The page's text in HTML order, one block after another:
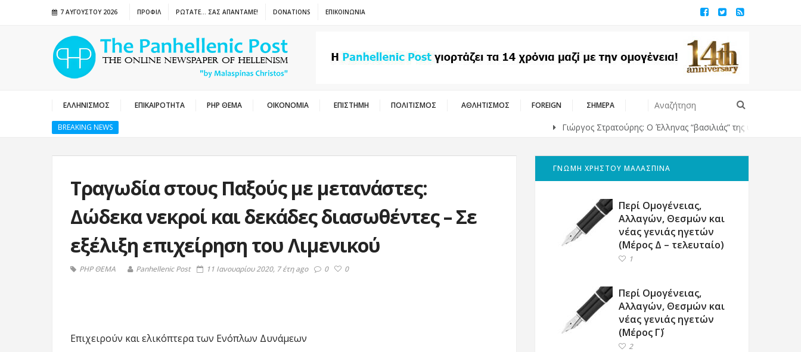
7 ΑΥΓΟΎΣΤΟΥ 2026 ΠΡΟΦΙΛ ΡΩΤΑΤΕ… ΣΑΣ ΑΠΑΝΤΑΜΕ! DONATIONS ΕΠΙΚΟΙΝΩΝΙΑ
ΕΛΛΗΝΙΣΜΟΣ ΕΠΙΚΑΙΡΟΤΗΤΑ PHP ΘΕΜΑ ΟΙΚΟΝΟΜΙΑ ΕΠΙΣΤΗΜΗ ΠΟΛΙΤΙΣΜΟΣ ΑΘΛΗΤΙΣΜΟΣ FOREIGN ΣΗΜΕΡΑ
BREAKING NEWS Γιώργος Στρατούρης: Ο Έλληνας “βασιλιάς” της υψηλής ραπτικής
Τραγωδία στους Παξούς με μετανάστες:
Δώδεκα νεκροί και δεκάδες διασωθέντες – Σε
εξέλιξη επιχείρηση του Λιμενικού
PHP ΘΕΜΑ Panhellenic Post 11 Ιανουαρίου 2020, 7 έτη ago 0 0
Επιχειρούν και ελικόπτερα των Ενόπλων Δυνάμεων
ΓΝΩΜΗ ΧΡΗΣΤΟΥ ΜΑΛΑΣΠΙΝΑ
Περί Ομογένειας,
Αλλαγών, Θεσμών και
νέας γενιάς ηγετών
(Μέρος Δ – τελευταίο)
1
Περί Ομογένειας,
Αλλαγών, Θεσμών και
νέας γενιάς ηγετών
(Μέρος Γ΄)
2